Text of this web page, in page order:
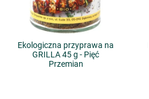
Ekologiczna przyprawa na
GRILLA 45 g - Pięć
Przemian